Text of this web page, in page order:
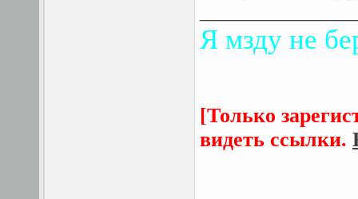
Я мзду не
[Только
видеть ссылки.